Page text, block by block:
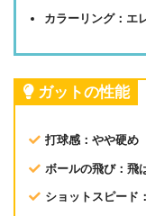
カラーリング：エ
ガットの性能
打球感：やや硬め
ボールの飛び：飛
ショットスピード